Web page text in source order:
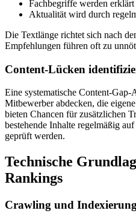
Fachbegriffe werden erklärt
Aktualität wird durch
Die Textlänge richtet sich nach
Empfehlungen führen oft zu
Content-Lücken
Eine systematische Content-
Mitbewerber abdecken, die
bieten Chancen für zusätzlichen
bestehende Inhalte regelmäßig
geprüft werden.
Technische
Rankings
Crawling und